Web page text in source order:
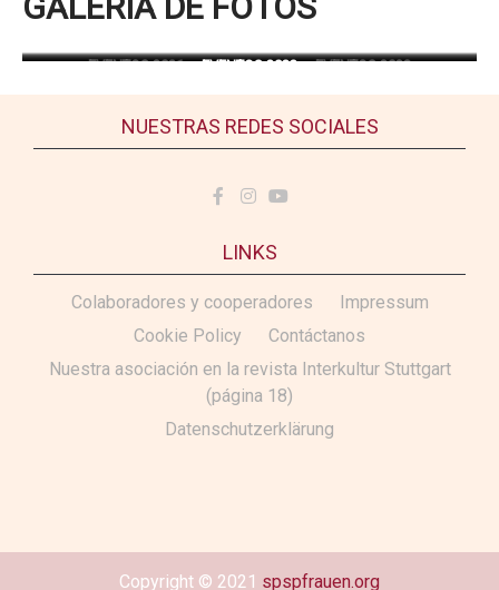
EVENTOS 2019 EVENTOS 2020
EVENTOS 2021 EVENTOS 2022
EVENTOS 2023
NUESTRAS REDES SOCIALES
LINKS
Colaboradores y cooperadores
Impressum
Cookie Policy
Contáctanos
Nuestra asociación en la revista Interkultur Stuttgart
(página 18)
Datenschutzerklärung
Copyright © 2021 spspfrauen.org